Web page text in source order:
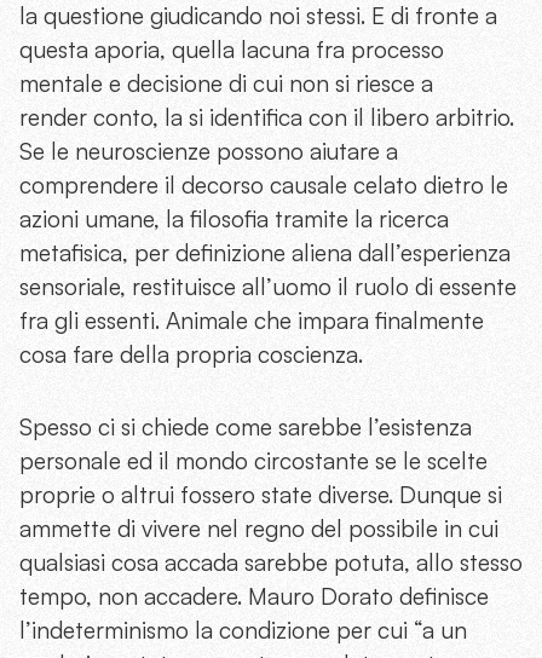
la questione giudicando noi stessi. E di fronte a
questa aporia, quella lacuna fra processo
mentale e decisione di cui non si riesce a
render conto, la si identifica con il libero arbitrio.
Se le neuroscienze possono aiutare a
comprendere il decorso causale celato dietro le
azioni umane, la filosofia tramite la ricerca
metafisica, per definizione aliena dall’esperienza
sensoriale, restituisce all’uomo il ruolo di essente
fra gli essenti. Animale che impara finalmente
cosa fare della propria coscienza.
Spesso ci si chiede come sarebbe l’esistenza
personale ed il mondo circostante se le scelte
proprie o altrui fossero state diverse. Dunque si
ammette di vivere nel regno del possibile in cui
qualsiasi cosa accada sarebbe potuta, allo stesso
tempo, non accadere. Mauro Dorato definisce
l’indeterminismo la condizione per cui “a un